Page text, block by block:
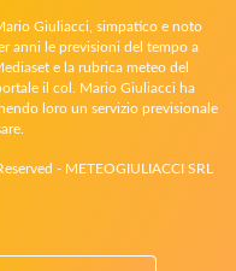
Giuliacci, simpatico e noto
anni le previsioni del tempo a
e la rubrica meteo del
il col. Mario Giuliacci ha
loro un servizio previsionale
- METEOGIULIACCI SRL